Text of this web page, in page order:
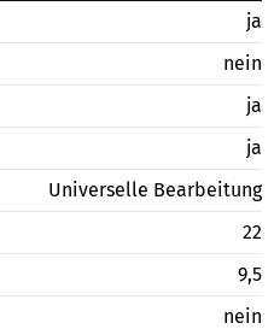
ja
nein
ja
ja
Universelle Bearbeitung
22
9,5
nein